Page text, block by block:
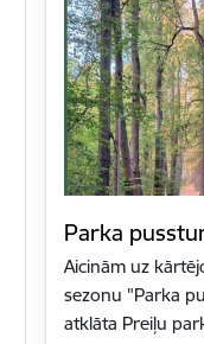
Parka
Aicinām uz
sezonu "Parka
atklāta Preiļu